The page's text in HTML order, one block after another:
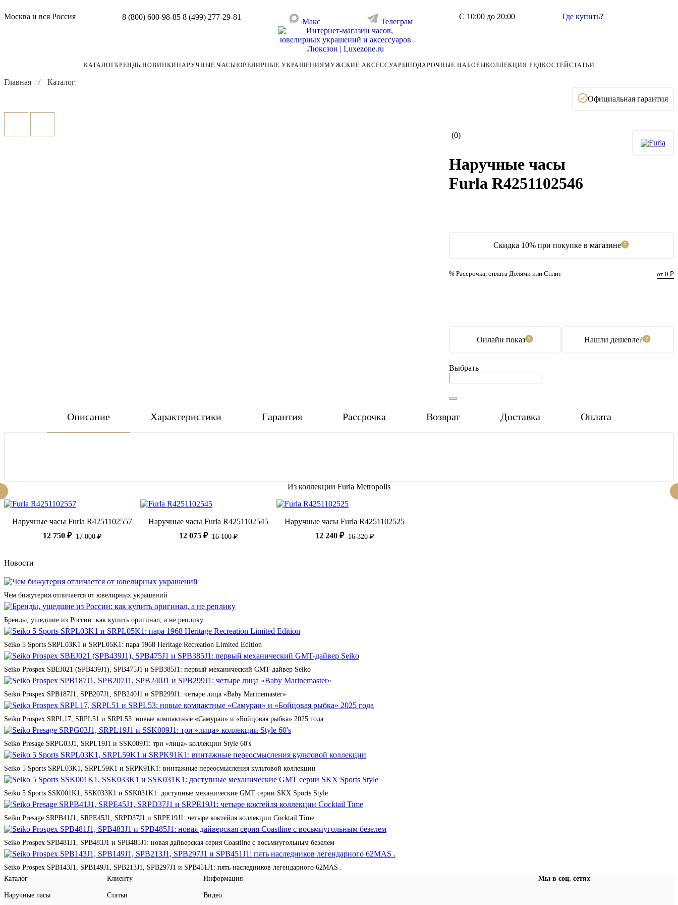
Москва и вся Россия 8 (800) 600-98-85 8 (499) 277-29-81
Макс Телеграм
С 10:00 до 20:00 Где купить?
КАТАЛОГБРЕНДЫНОВИНКИНАРУЧНЫЕ ЧАСЫЮВЕЛИРНЫЕ УКРАШЕНИЯМУЖСКИЕ АКСЕССУАРЫПОДАРОЧНЫЕ НАБОРЫКОЛЛЕКЦИЯ РЕДКОСТЕЙСТАТЬИ
Главная
Каталог
Официальная гарантия
(0)
Скидка 10% при покупке в магазине
% Рассрочка, оплата Долями или Сплит от 0 ₽
Наручные часы
Furla R4251102546
Онлайн показ Нашли дешевле?
Выбрать
Описание Характеристики Гарантия Рассрочка Возврат Доставка Оплата
Из коллекции Furla Metropolis
Наручные часы Furla R4251102557
12 750 ₽ 17 000 ₽
Наручные часы Furla R4251102545
12 075 ₽ 16 100 ₽
Наручные часы Furla R4251102525
12 240 ₽ 16 320 ₽
Новости
Чем бижутерия отличается от ювелирных украшений
Бренды, ушедшие из России: как купить оригинал, а не реплику
Seiko 5 Sports SRPL03K1 и SRPL05K1: пара 1968 Heritage Recreation Limited Edition
Seiko Prospex SBEJ021 (SPB439J1), SPB475J1 и SPB385J1: первый механический GMT-дайвер Seiko
Seiko Prospex SPB187J1, SPB207J1, SPB240J1 и SPB299J1: четыре лица «Baby Marinemaster»
Seiko Prospex SRPL17, SRPL51 и SRPL53: новые компактные «Самураи» и «Бойцовая рыбка» 2025 года
Seiko Presage SRPG03J1, SRPL19J1 и SSK009J1: три «лица» коллекции Style 60's
Seiko 5 Sports SRPL03K1, SRPL59K1 и SRPK91K1: винтажные переосмысления культовой коллекции
Seiko 5 Sports SSK001K1, SSK033K1 и SSK031K1: доступные механические GMT серии SKX Sports Style
Seiko Presage SRPB41J1, SRPE45J1, SRPD37J1 и SRPE19J1: четыре коктейля коллекции Cocktail Time
Seiko Prospex SPB481J1, SPB483J1 и SPB485J1: новая дайверская серия Coastline с восьмиугольным безелем
Seiko Prospex SPB143J1, SPB149J1, SPB213J1, SPB297J1 и SPB451J1: пять наследников легендарного 62MAS .
Каталог
Наручные часы
Клиенту
Статьи
Информация
Видео
Мы в соц. сетях